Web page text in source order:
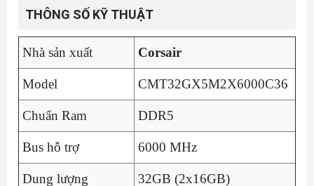
THÔNG SỐ KỸ THUẬT
Nhà sản xuất Corsair
Model CMT32GX5M2X6000C36
Chuẩn Ram DDR5
Bus hỗ trợ 6000 MHz
Dung lượng 32GB (2x16GB)